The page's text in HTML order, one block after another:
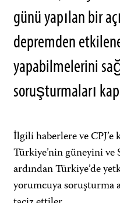
günü yapılan bir
depremden
yapabilmelerini
soruşturmaları
İlgili haberlere ve
Türkiye’nin güneyini
ardından Türkiye’de
yorumcuya soruşturma